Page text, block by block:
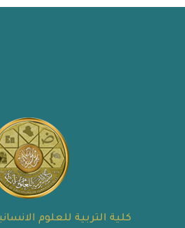
كلية التربية للعلوم